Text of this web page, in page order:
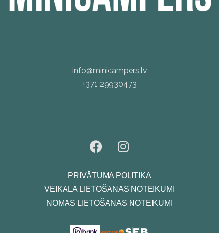
info@minicampers.lv
+371 29930473
PRIVĀTUMA POLITIKA
VEIKALA LIETOŠANAS NOTEIKUMI
NOMAS LIETOŠANAS NOTEIKUMI